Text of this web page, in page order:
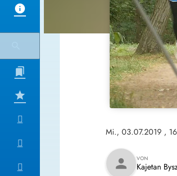
Mi., 03.07.2019 ,
person VON
Kajetan